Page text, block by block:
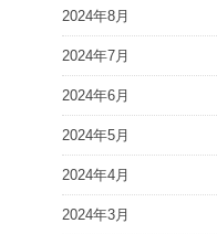
2024年8月
2024年7月
2024年6月
2024年5月
2024年4月
2024年3月